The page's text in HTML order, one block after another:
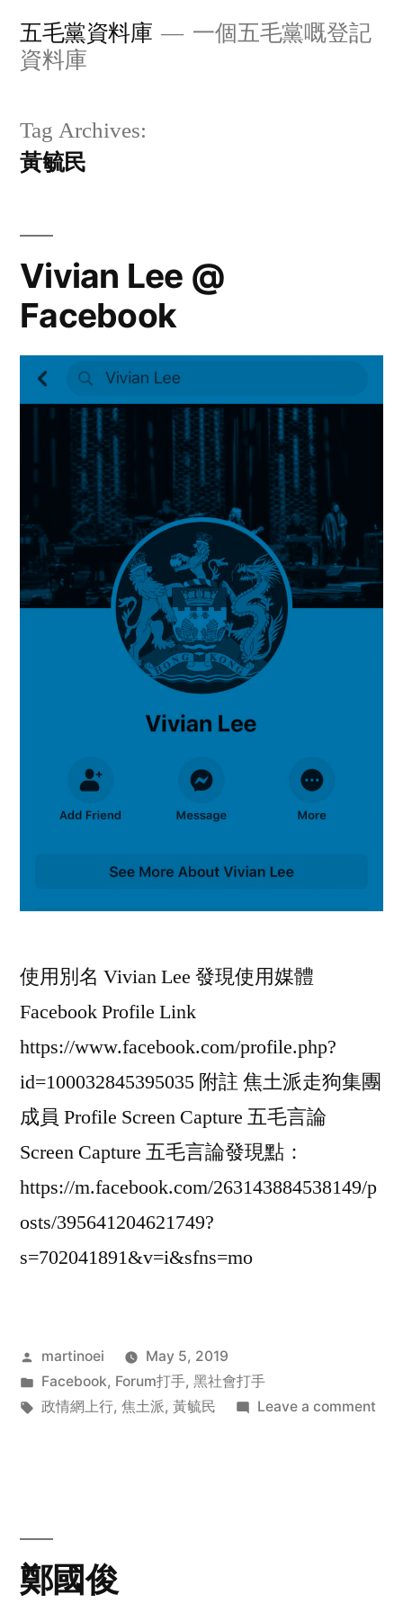
五毛黨資料庫
一個五毛黨嘅登記
資料庫
Tag Archives:
黃毓民
Vivian Lee @
Facebook
使用別名 Vivian Lee 發現使用媒體
Facebook Profile Link
https://www.facebook.com/profile.php?
id=100032845395035 附註 焦土派走狗集團
成員 Profile Screen Capture 五毛言論
Screen Capture 五毛言論發現點：
https://m.facebook.com/263143884538149/p
osts/395641204621749?
s=702041891&v=i&sfns=mo
Posted
by
martinoei
May 5, 2019
Posted
in
Facebook, Forum打手, 黑社會打手
Tags:
政情網上行, 焦土派, 黃毓民 Leave a commenton
鄭國俊